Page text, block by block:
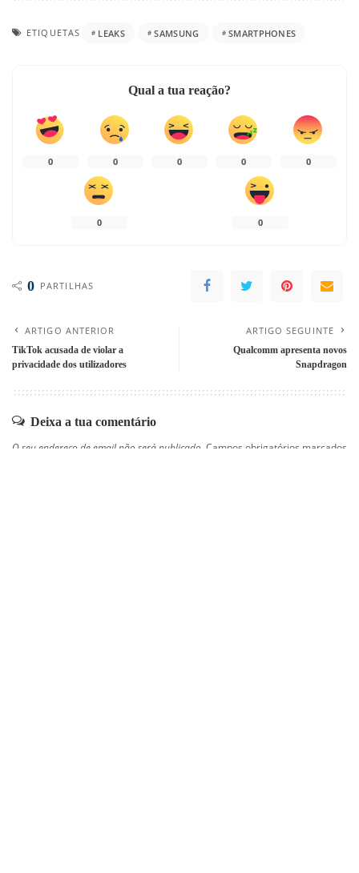
ETIQUETAS LEAKS SAMSUNG SMARTPHONES
Qual a tua reação?
0 0 0 0 0
0 0
0 PARTILHAS
ARTIGO ANTERIOR
TikTok acusada de violar a
privacidade dos utilizadores
ARTIGO SEGUINTE
Qualcomm apresenta novos
Snapdragon
Deixa a tua comentário
O seu endereço de email não será publicado. Campos obrigatórios marcados